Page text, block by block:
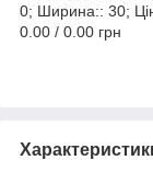
0; Ширина:: 30;
0.00 / 0.00 грн